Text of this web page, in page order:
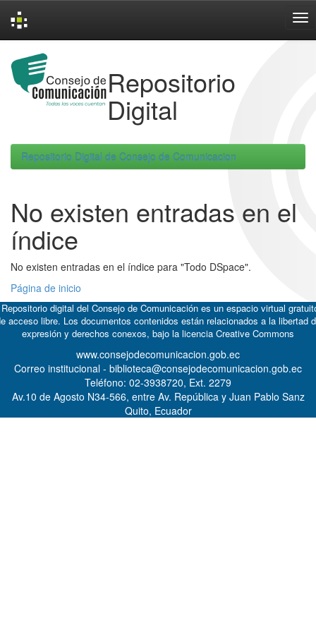
navigation
Repositorio
Digital
Repositorio Digital de Consejo de Comunicacion
No existen entradas en el
índice
No existen entradas en el índice para "Todo DSpace".
Página de inicio
digital del Consejo de Comunicación es un espacio virtual
acceso libre. Los documentos contenidos están relacionados a la libertad
expresión y derechos conexos, bajo la licencia Creative Commons
www.consejodecomunicacion.gob.ec
Correo institucional - biblioteca@consejodecomunicacion.gob.ec
Teléfono: 02-3938720, Ext. 2279
Av.10 de Agosto N34-566, entre Av. República y Juan Pablo Sanz
Quito, Ecuador